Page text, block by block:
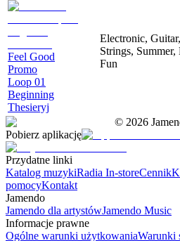
Feel Good
Promo
Loop 01
Beginning
Thesieryj
Electronic, Guitar,
Strings, Summer,
Fun
© 2026
Pobierz aplikację
Przydatne linki
Katalog muzykiRadia In-storeCennik
pomocyKontakt
Jamendo
Jamendo dla artystówJamendo Music
Informacje prawne
Ogólne warunki użytkowaniaWarunki